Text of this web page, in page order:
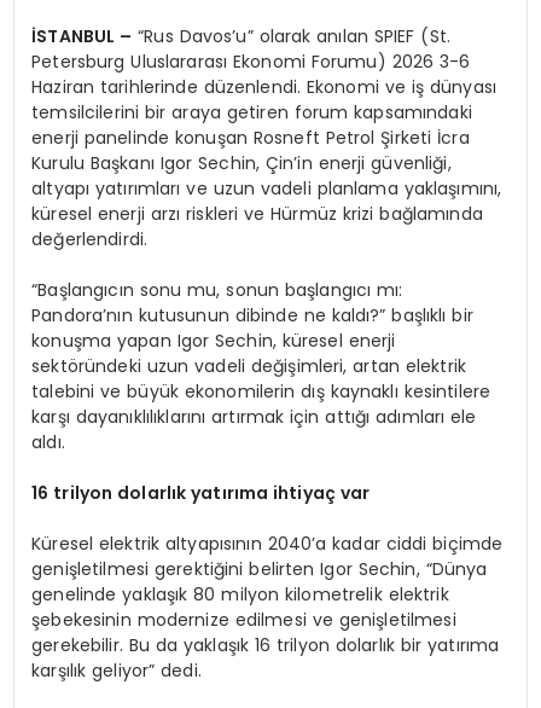
İSTANBUL – “Rus Davos’u” olarak anılan SPIEF (St.
Petersburg Uluslararası Ekonomi Forumu) 2026 3-6
Haziran tarihlerinde düzenlendi. Ekonomi ve iş dünyası
temsilcilerini bir araya getiren forum kapsamındaki
enerji panelinde konuşan Rosneft Petrol Şirketi İcra
Kurulu Başkanı Igor Sechin, Çin’in enerji güvenliği,
altyapı yatırımları ve uzun vadeli planlama yaklaşımını,
küresel enerji arzı riskleri ve Hürmüz krizi bağlamında
değerlendirdi.
“Başlangıcın sonu mu, sonun başlangıcı mı:
Pandora’nın kutusunun dibinde ne kaldı?” başlıklı bir
konuşma yapan Igor Sechin, küresel enerji
sektöründeki uzun vadeli değişimleri, artan elektrik
talebini ve büyük ekonomilerin dış kaynaklı kesintilere
karşı dayanıklılıklarını artırmak için attığı adımları ele
aldı.
16 trilyon dolarlık yatırıma ihtiyaç var
Küresel elektrik altyapısının 2040’a kadar ciddi biçimde
genişletilmesi gerektiğini belirten Igor Sechin, “Dünya
genelinde yaklaşık 80 milyon kilometrelik elektrik
şebekesinin modernize edilmesi ve genişletilmesi
gerekebilir. Bu da yaklaşık 16 trilyon dolarlık bir yatırıma
karşılık geliyor” dedi.